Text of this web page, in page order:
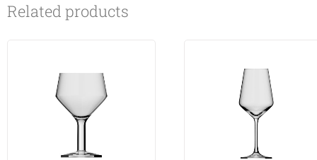
Related products
multiple
variants.